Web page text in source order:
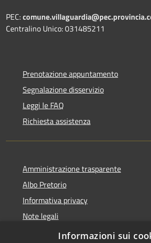
PEC:
Centralino Unico: 031485211
Prenotazione appuntamento
Segnalazione disservizio
Leggi le FAQ
Richiesta assistenza
Amministrazione trasparente
Albo Pretorio
Informativa privacy
Note legali
Dichiarazione di accessibilità
Informazioni sui